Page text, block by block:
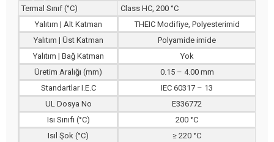
Termal Sınıf (°C)
Class HC, 200 °C
Yalıtım | Alt Katman
THEIC Modifiye, Polyesterimid
Yalıtım | Üst Katman
Polyamide imide
Yalıtım | Bağ Katman
Yok
Üretim Aralığı (mm)
0.15 – 4.00 mm
Standartlar I.E.C
IEC 60317 – 13
UL Dosya No
E336772
Isı Sınıfı (°C)
200 °C
Isıl Şok (°C)
≥ 220 °C